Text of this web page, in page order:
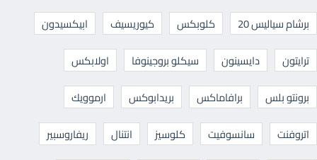
برشام سياليس 20 كلوبكس كيوريسيف
ابيكسيدون
ترايتون
دايسينون سيكلو بروجينوفا
اولابكس
برونتو بلس
برافاماكس بريدابوكس
ارموويك
اتروفنت
سانسوفيت كلوسيز انتنال
ريفاروسبير